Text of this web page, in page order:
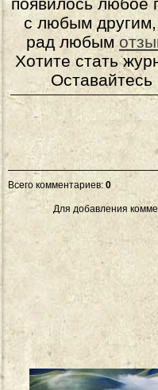
с любым
рад любым
Хотите стать
Всего комментариев: 0
Для добавления